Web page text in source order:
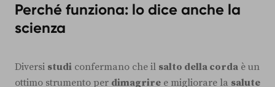
Perché funziona: lo dice anche la
scienza
Diversi studi confermano che il salto della corda è un
ottimo strumento per dimagrire e migliorare la salute